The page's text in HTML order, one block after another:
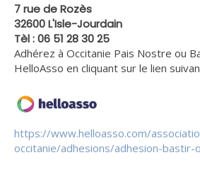
7 rue de Rozès
32600 L'Isle-Jourdain
Tèl : 06 51 28 30 25
Adhérez à Occitanie Pais Nostre ou
HelloAsso en cliquant sur le lien
https://www.helloasso.com/
occitanie/adhesions/adhesion-bastir-